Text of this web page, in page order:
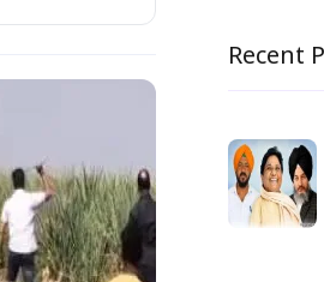
Recent